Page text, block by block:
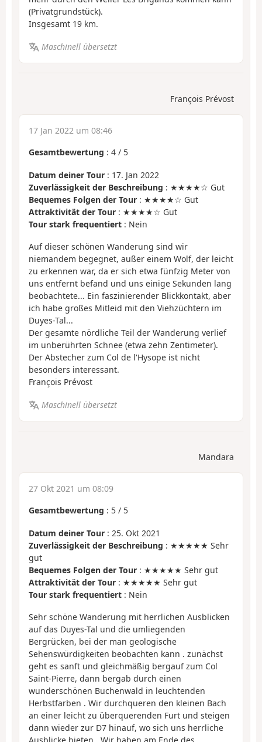
(Privatgrundstück).
Insgesamt 19 km.
Maschinell übersetzt
François Prévost
17 Jan 2022 um 08:46
Gesamtbewertung : 4 / 5
Datum deiner Tour : 17. Jan 2022
Zuverlässigkeit der Beschreibung : ★★★★☆ Gut
Bequemes Folgen der Tour : ★★★★☆ Gut
Attraktivität der Tour : ★★★★☆ Gut
Tour stark frequentiert : Nein
Auf dieser schönen Wanderung sind wir
niemandem begegnet, außer einem Wolf, der leicht
zu erkennen war, da er sich etwa fünfzig Meter von
uns entfernt befand und uns einige Sekunden lang
beobachtete... Ein faszinierender Blickkontakt, aber
ich habe großes Mitleid mit den Viehzüchtern im
Duyes-Tal...
Der gesamte nördliche Teil der Wanderung verlief
im unberührten Schnee (etwa zehn Zentimeter).
Der Abstecher zum Col de l'Hysope ist nicht
besonders interessant.
François Prévost
Maschinell übersetzt
Mandara
27 Okt 2021 um 08:09
Gesamtbewertung : 5 / 5
Datum deiner Tour : 25. Okt 2021
Zuverlässigkeit der Beschreibung : ★★★★★ Sehr
gut
Bequemes Folgen der Tour : ★★★★★ Sehr gut
Attraktivität der Tour : ★★★★★ Sehr gut
Tour stark frequentiert : Nein
Sehr schöne Wanderung mit herrlichen Ausblicken
auf das Duyes-Tal und die umliegenden
Bergrücken, bei der man geologische
Sehenswürdigkeiten beobachten kann . zunächst
geht es sanft und gleichmäßig bergauf zum Col
Saint-Pierre, dann bergab durch einen
wunderschönen Buchenwald in leuchtenden
Herbstfarben . Wir durchqueren den kleinen Bach
an einer leicht zu überquerenden Furt und steigen
dann wieder zur D7 hinauf, wo sich uns herrliche